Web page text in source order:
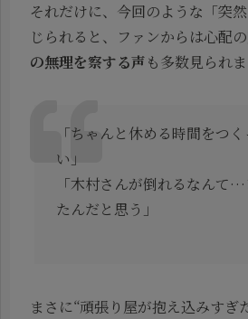
それだけに、今回のような「突
じられると、ファンからは心配の
の無理を察する声も多数見られま
「ちゃんと休める時間をつ
い」
「木村さんが倒れるなんて
たんだと思う」
まさに“頑張り屋が抱え込みすぎ